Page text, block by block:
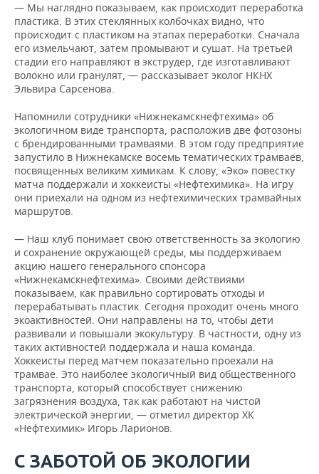
— Мы наглядно показываем, как происходит переработка
пластика. В этих стеклянных колбочках видно, что
происходит с пластиком на этапах переработки. Сначала
его измельчают, затем промывают и сушат. На третьей
стадии его направляют в экструдер, где изготавливают
волокно или гранулят, — рассказывает эколог НКНХ
Эльвира Сарсенова.
Напомнили сотрудники «Нижнекамскнефтехима» об
экологичном виде транспорта, расположив две фотозоны
с брендированными трамваями. В этом году предприятие
запустило в Нижнекамске восемь тематических трамваев,
посвященных великим химикам. К слову, «Эко» повестку
матча поддержали и хоккеисты «Нефтехимика». На игру
они приехали на одном из нефтехимических трамвайных
маршрутов.
— Наш клуб понимает свою ответственность за экологию
и сохранение окружающей среды, мы поддерживаем
акцию нашего генерального спонсора
«Нижнекамскнефтехима». Своими действиями
показываем, как правильно сортировать отходы и
перерабатывать пластик. Сегодня проходит очень много
экоактивностей. Они направлены на то, чтобы дети
развивали и повышали экокультуру. В частности, одну из
таких активностей поддержала и наша команда.
Хоккеисты перед матчем показательно проехали на
трамвае. Это наиболее экологичный вид общественного
транспорта, который способствует снижению
загрязнения воздуха, так как работают на чистой
электрической энергии, — отметил директор ХК
«Нефтехимик» Игорь Ларионов.
С ЗАБОТОЙ ОБ ЭКОЛОГИИ